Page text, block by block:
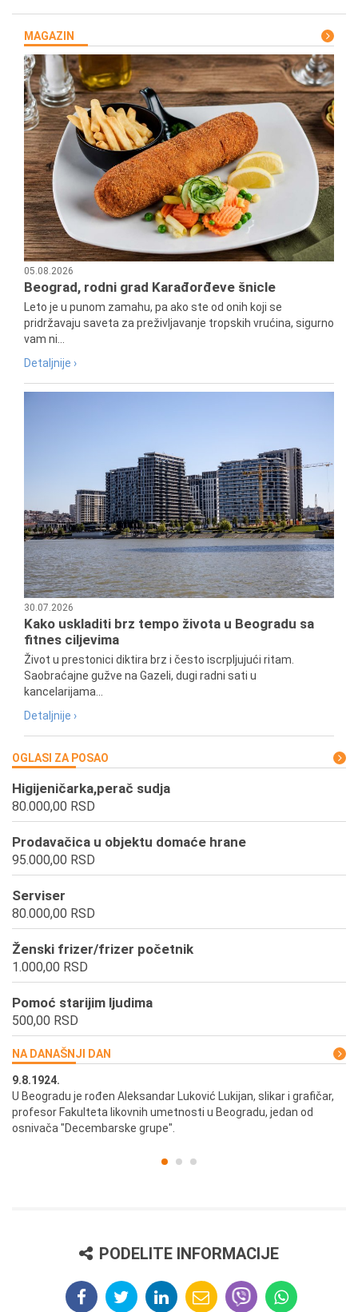
MAGAZIN
05.08.2026
Beograd, rodni grad Karađorđeve šnicle
Leto je u punom zamahu, pa ako ste od onih koji se
pridržavaju saveta za preživljavanje tropskih vrućina, sigurno
vam ni...
Detaljnije ›
30.07.2026
Kako uskladiti brz tempo života u Beogradu sa
fitnes ciljevima
Život u prestonici diktira brz i često iscrpljujući ritam.
Saobraćajne gužve na Gazeli, dugi radni sati u
kancelarijama...
Detaljnije ›
OGLASI ZA POSAO
Higijeničarka,perač sudja
80.000,00 RSD
Prodavačica u objektu domaće hrane
95.000,00 RSD
Serviser
80.000,00 RSD
Ženski frizer/frizer početnik
1.000,00 RSD
Pomoć starijim ljudima
500,00 RSD
NA DANAŠNJI DAN
9.8.1924.
U Beogradu je rođen Aleksandar Luković Lukijan, slikar i grafičar,
profesor Fakulteta likovnih umetnosti u Beogradu, jedan od
osnivača "Decembarske grupe".
PODELITE INFORMACIJE